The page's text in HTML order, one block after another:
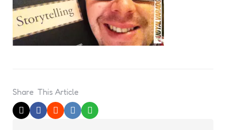
Share This Article